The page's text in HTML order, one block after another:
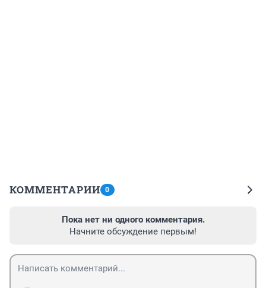
КОММЕНТАРИИ 0
Пока нет ни одного комментария.
Начните обсуждение первым!